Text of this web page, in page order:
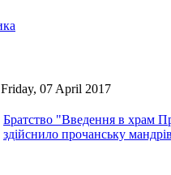
Friday, 07 April 2017
Братство "Введення в храм
здійснило прочанську